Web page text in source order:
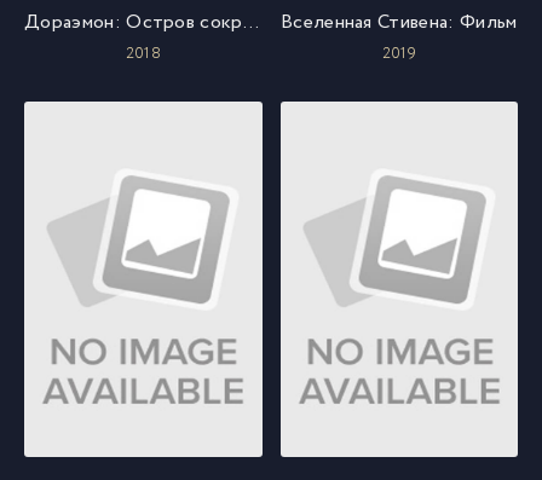
Дораэмон: Остров сокровищ Нобиты
2018
Вселенная Стивена: Фильм
2019